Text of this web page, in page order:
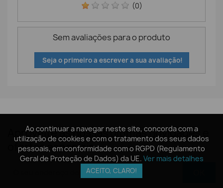
Ao continuar a navegar neste site, concorda com a
utilização de cookies e com o tratamento dos seus dados
pessoais, em conformidade com o RGPD (Regulamento
Geral de Proteção de Dados) da UE. Ver mais detalhes
ACEITO, CLARO!
(0)
Sem avaliações para o produto
Seja o primeiro a escrever a sua avaliação!
Aproveite as nossas últimas novidades e
ofertas especiais
Ao continuar a navegar neste site, concorda com a
utilização de cookies e com o tratamento dos seus dados
pessoais, em conformidade com o RGPD (Regulamento
Geral de Proteção de Dados) da UE. Ver mais detalhes
ACEITO, CLARO!